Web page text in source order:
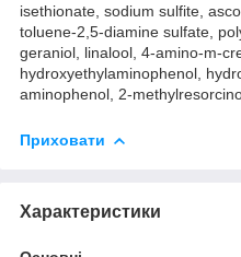
isethionate, sodium sulfite,
toluene-2,5-diamine sulfate,
geraniol, linalool, 4-amino-m-
hydroxyethylaminophenol,
aminophenol, 2-
Приховати
Характеристики